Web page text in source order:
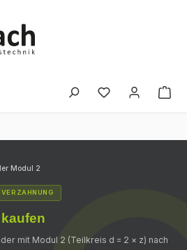
Du hast 0
Modul 2
kaufen
mit Modul 2 (Teilkreis d = 2 × z) nach